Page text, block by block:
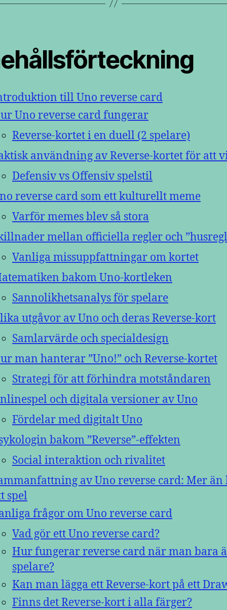
till Uno reverse card
Uno reverse card fungerar
Reverse-kortet i en duell (2 spelare)
användning av Reverse-kortet för att
Defensiv vs Offensiv spelstil
reverse card som ett kulturellt meme
Varför memes blev så stora
mellan officiella regler och
Vanliga missuppfattningar om kortet
bakom Uno-kortleken
Sannolikhetsanalys för spelare
utgåvor av Uno och deras Reverse-kort
Samlarvärde och specialdesign
man hanterar ”Uno!” och Reverse-kortet
Strategi för att förhindra motståndaren
och digitala versioner av Uno
Fördelar med digitalt Uno
bakom ”Reverse”-effekten
Social interaktion och rivalitet
av Uno reverse card: Mer än
spel
frågor om Uno reverse card
Vad gör ett Uno reverse card?
Hur fungerar reverse card när man bara
spelare?
Kan man lägga ett Reverse-kort på ett
Finns det Reverse-kort i alla färger?